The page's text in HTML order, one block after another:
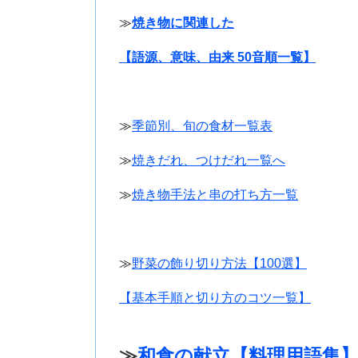
≫焼き物に関連した
【語源、意味、由来 50音順一覧】
≫季節別、旬の食材一覧表
≫焼きだれ、つけだれ一覧へ
≫焼き物手法と串の打ち方一覧
≫野菜の飾り切り方法【100選】
【基本手順と切り方のコツ一覧】